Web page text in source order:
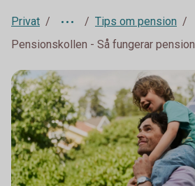
Privat
Tips om pension
Pensionskollen - Så fungerar pension